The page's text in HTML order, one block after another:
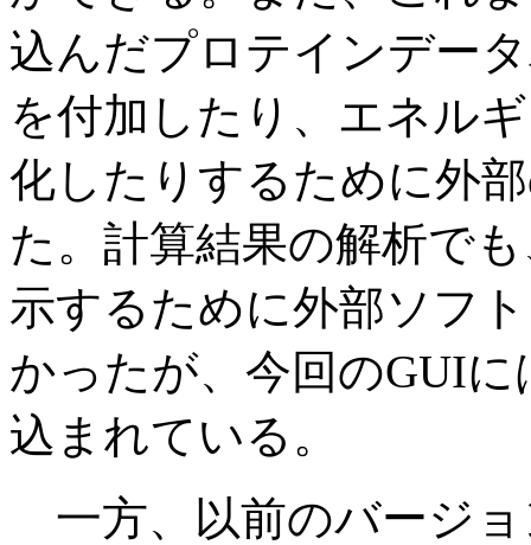
込んだプロテインデー
を付加したり、エネル
化したりするために外
た。計算結果の解析で
示するために外部ソフ
かったが、今回のGUI
込まれている。
一方、以前のバージ